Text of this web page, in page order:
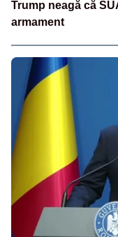
Trump neagă că
armament